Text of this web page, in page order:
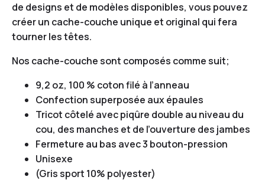
de designs et de modèles disponibles, vous pouvez
créer un cache-couche unique et original qui fera
tourner les têtes.
Nos cache-couche sont composés comme suit;
9,2 oz, 100 % coton filé à l’anneau
Confection superposée aux épaules
Tricot côtelé avec piqûre double au niveau du
cou, des manches et de l’ouverture des jambes
Fermeture au bas avec 3 bouton-pression
Unisexe
(Gris sport 10% polyester)